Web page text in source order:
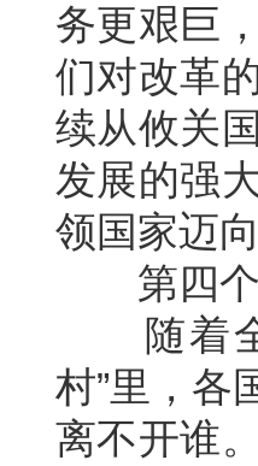
务更艰巨
们对改革
续从攸关
发展的强
领国家迈
第四个
随着全
村”里，各
离不开谁